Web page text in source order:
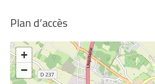
Plan d’accès
+
−